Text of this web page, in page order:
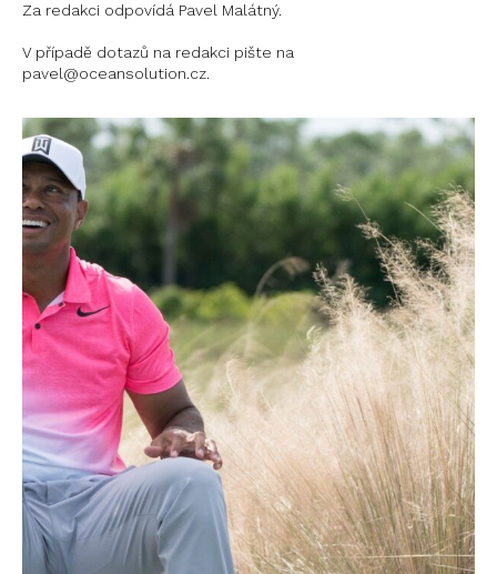
Za redakci odpovídá Pavel Malátný.
V případě dotazů na redakci pište na
pavel@oceansolution.cz.